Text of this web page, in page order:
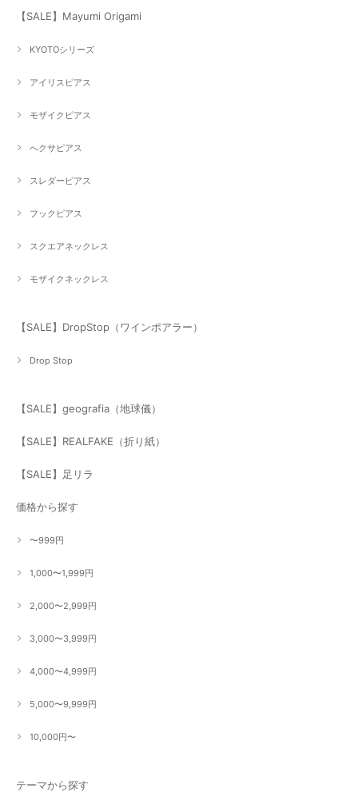
【SALE】Mayumi Origami
KYOTOシリーズ
アイリスピアス
モザイクピアス
へクサピアス
スレダーピアス
フックピアス
スクエアネックレス
モザイクネックレス
【SALE】DropStop（ワインポアラー）
Drop Stop
【SALE】geografia（地球儀）
【SALE】REALFAKE（折り紙）
【SALE】足リラ
価格から探す
〜999円
1,000〜1,999円
2,000〜2,999円
3,000〜3,999円
4,000〜4,999円
5,000〜9,999円
10,000円〜
テーマから探す